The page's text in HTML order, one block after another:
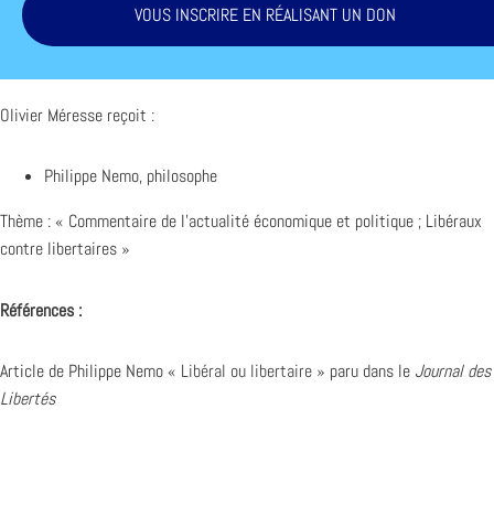
VOUS INSCRIRE EN RÉALISANT UN DON
Olivier Méresse reçoit :
Philippe Nemo, philosophe
Thème : « Commentaire de l’actualité économique et politique ; Libéraux
contre libertaires »
Références :
Article de Philippe Nemo « Libéral ou libertaire » paru dans le Journal des
Libertés